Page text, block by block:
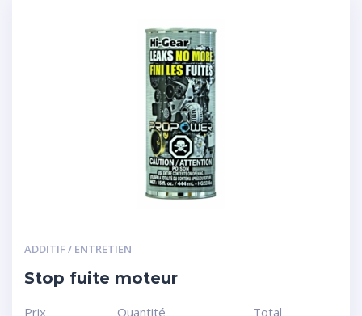
ADDITIF / ENTRETIEN
Stop fuite moteur
Prix Quantité Total